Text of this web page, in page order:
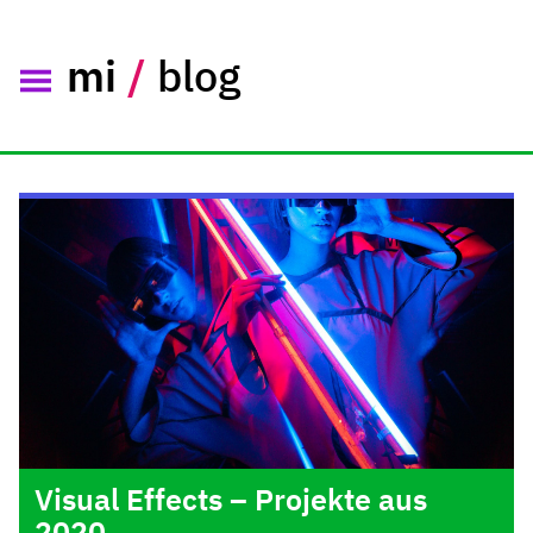
mi / blog
Visual Effects – Projekte aus